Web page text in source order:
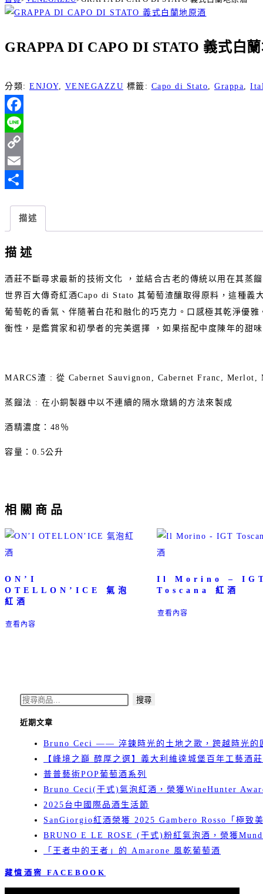
GRAPPA DI CAPO DI STATO 義式白
分類: ENJOY, VENEGAZZU 標籤: Capo di Stato Grappa
Facebook
Line
Copy
Link
Email
描述
描述
酒莊不斷尋求最新的技術文化 ，並結合古老的傳統以用在其蒸
世界百大傳奇紅酒Capo di Stato 其葡萄渣釀取得原料，這種義
葡萄乾的香氣、伴隨著白花和融化的巧克力。口感極其乾淨優
衡性，是鑑賞家和初學者的完美選擇 ，如果搭配中度陳年的甜
MARCS渣 : 從 Cabernet Sauvignon, Cabernet Franc, Merlot,
蒸餾法 : 在小銅製器中以不連續的隔水燉鍋的方法來製成
酒精濃度：48％
容量：0.5公升
相關商品
ON’I
OTELLON’ICE 氣泡
紅酒
查看內容
Il Morino –
Toscana 紅酒
查看內容
搜
搜尋
近期文章
Bruno Ceci —— 淬鍊時光的土地之歌，跨越時光的
【峰境之巔 醇厚之選】義大利維達城堡百年工藝酒
普普藝術POP葡萄酒系列
Bruno Ceci(干式)氣泡紅酒，榮獲WineHunter
2025台中國際品酒生活節
SanGiorgio紅酒榮獲 2025 Gambero Rosso「極致
BRUNO E LE ROSE (干式)粉紅氣泡酒，榮獲
「王者中的王者」的 Amarone 風乾葡萄酒
藏憶酒窖 FACEBOOK